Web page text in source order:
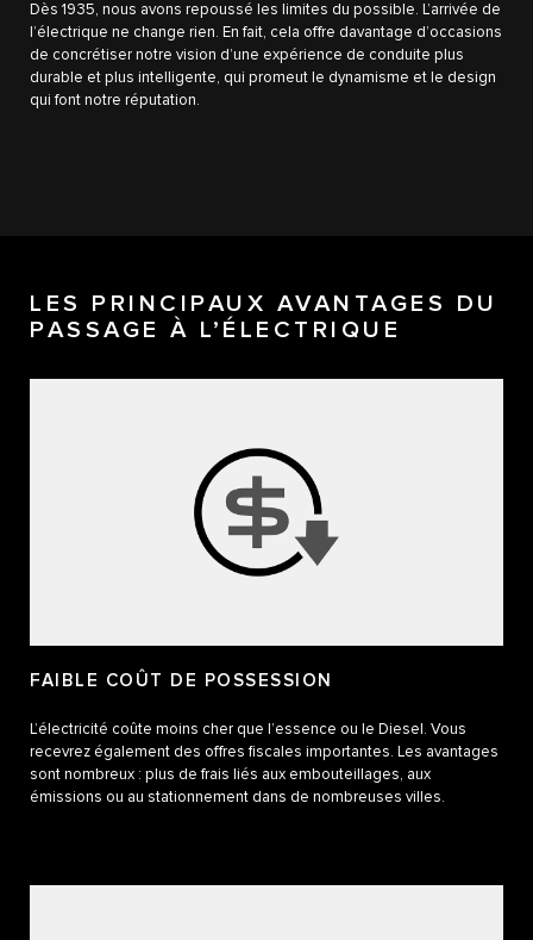
Dès 1935, nous avons repoussé les limites du possible. L’arrivée de
l’électrique ne change rien. En fait, cela offre davantage d’occasions
de concrétiser notre vision d’une expérience de conduite plus
durable et plus intelligente, qui promeut le dynamisme et le design
qui font notre réputation.
LES PRINCIPAUX AVANTAGES DU
PASSAGE À L’ÉLECTRIQUE
FAIBLE COÛT DE POSSESSION
L’électricité coûte moins cher que l’essence ou le Diesel. Vous
recevrez également des offres fiscales importantes. Les avantages
sont nombreux : plus de frais liés aux embouteillages, aux
émissions ou au stationnement dans de nombreuses villes.